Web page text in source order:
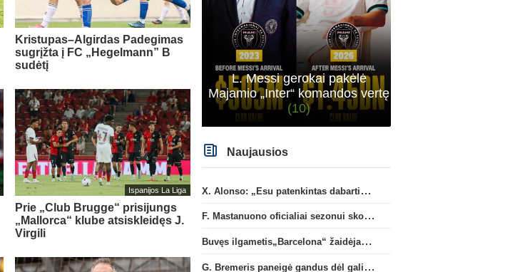
Kristupas–Algirdas Padegimas
sugrįžta į FC „Hegelmann” B
sudėtį
Ispanijos La Liga
Prie „Club Brugge“ prisijungs
„Mallorca“ klube atsiskleidęs J.
Virgili
L. Messi gerokai pakėlė
Majamio „Inter“ komandos vertę
(10)
Naujausios
X. Alonso: „Esu patenkintas dabartiniais „Chelsea“ ekipos vartininkais“
F. Mastanuono oficialiai sezonui skolinamas „Fiorentina“ ekipai
Buvęs ilgametis„Barcelona“ žaidėjas S. Roberto artėja link persikėlimo į MLS
G. Bremeris paneigė gandus dėl galimo išvykimo iš „Juventus“ klubo